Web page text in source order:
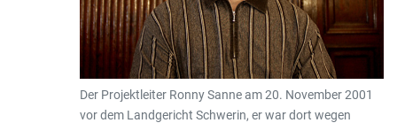
Der Projektleiter Ronny Sanne am 20. November 2001
vor dem Landgericht Schwerin, er war dort wegen